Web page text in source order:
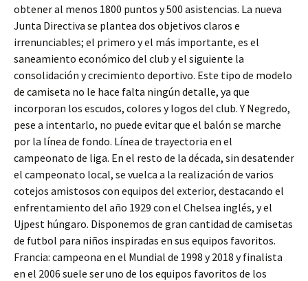
obtener al menos 1800 puntos y 500 asistencias. La nueva
Junta Directiva se plantea dos objetivos claros e
irrenunciables; el primero y el más importante, es el
saneamiento económico del club y el siguiente la
consolidación y crecimiento deportivo. Este tipo de modelo
de camiseta no le hace falta ningún detalle, ya que
incorporan los escudos, colores y logos del club. Y Negredo,
pese a intentarlo, no puede evitar que el balón se marche
por la línea de fondo. Línea de trayectoria en el
campeonato de liga. En el resto de la década, sin desatender
el campeonato local, se vuelca a la realización de varios
cotejos amistosos con equipos del exterior, destacando el
enfrentamiento del año 1929 con el Chelsea inglés, y el
Ujpest húngaro. Disponemos de gran cantidad de camisetas
de futbol para niños inspiradas en sus equipos favoritos.
Francia: campeona en el Mundial de 1998 y 2018 y finalista
en el 2006 suele ser uno de los equipos favoritos de los